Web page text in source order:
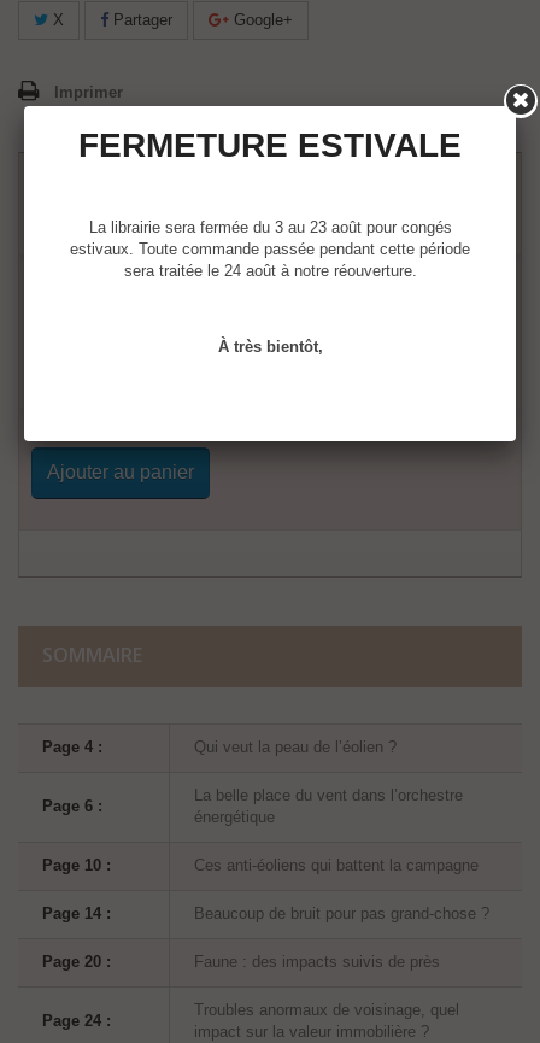
X Partager Google+
Imprimer
Ajouter au panier
SOMMAIRE
Page 4 : Qui veut la peau de l’éolien ?
Page 6 :
La belle place du vent dans l’orchestre
énergétique
Page 10 : Ces anti-éoliens qui battent la campagne
Page 14 : Beaucoup de bruit pour pas grand-chose ?
Page 20 : Faune : des impacts suivis de près
Page 24 :
Troubles anormaux de voisinage, quel
impact sur la valeur immobilière ?
FERMETURE ESTIVALE
La librairie sera fermée du 3 au 23 août pour congés
estivaux. Toute commande passée pendant cette période
sera traitée le 24 août à notre réouverture.
À très bientôt,